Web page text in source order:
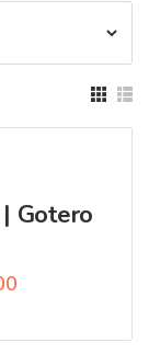
Gotero
Current
is: